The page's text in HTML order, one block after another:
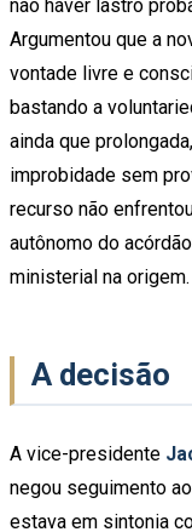
não haver lastro
Argumentou que a
vontade livre e
bastando a
ainda que
improbidade sem
recurso não
autônomo do
ministerial na origem.
A decisão
A vice-presidente
negou seguimento
estava em sintonia